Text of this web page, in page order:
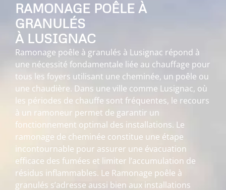
RAMONAGE POÊLE À
GRANULÉS
À LUSIGNAC
Ramonage poêle à granulés à Lusignac répond à
une nécessité fondamentale liée au chauffage pour
tous les foyers utilisant une cheminée, un poêle ou
une chaudière. Dans une ville comme Lusignac, où
les périodes de chauffe sont fréquentes, le recours
à un ramoneur permet de garantir un
fonctionnement optimal des installations. Le
ramonage de cheminée constitue une étape
incontournable pour assurer une évacuation
efficace des fumées et limiter l’accumulation de
résidus inflammables. Le Ramonage poêle à
granulés s’adresse aussi bien aux installations